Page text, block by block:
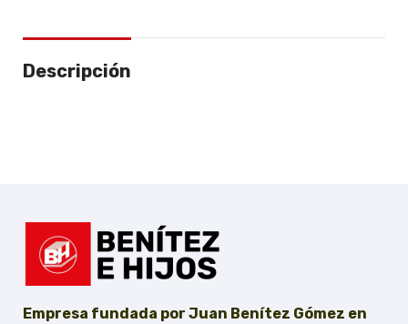
Descripción
Empresa fundada por Juan Benítez Gómez en